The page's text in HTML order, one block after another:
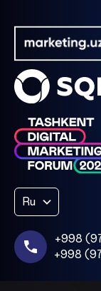
Ru
+998
+998